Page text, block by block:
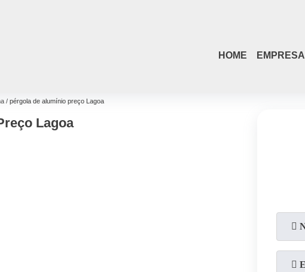
HOME EMPRESA
pérgola de alumínio preço Lagoa
Lagoa